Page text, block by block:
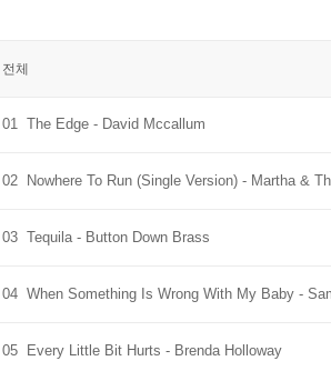
전체
01 The Edge - David Mccallum
02 Nowhere To Run (Single Version) - Martha &
03 Tequila - Button Down Brass
04 When Something Is Wrong With My Baby -
05 Every Little Bit Hurts - Brenda Holloway